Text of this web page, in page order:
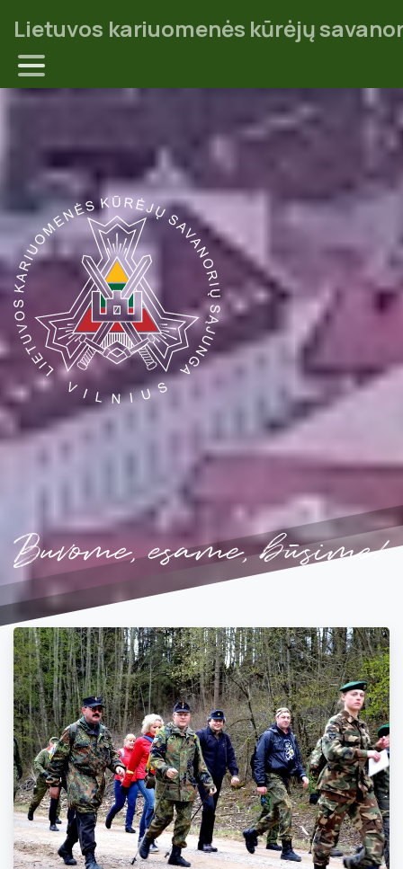
Lietuvos kariuomenės kūrėjų
2